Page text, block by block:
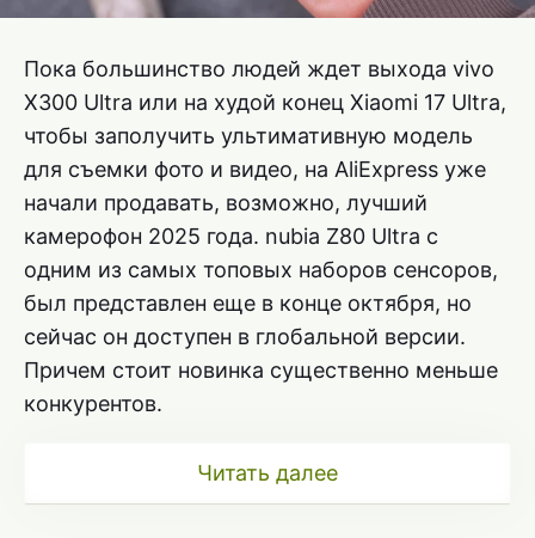
Пока большинство людей ждет выхода vivo
X300 Ultra или на худой конец Xiaomi 17 Ultra,
чтобы заполучить ультимативную модель
для съемки фото и видео, на AliExpress уже
начали продавать, возможно, лучший
камерофон 2025 года. nubia Z80 Ultra с
одним из самых топовых наборов сенсоров,
был представлен еще в конце октября, но
сейчас он доступен в глобальной версии.
Причем стоит новинка существенно меньше
конкурентов.
Читать далее